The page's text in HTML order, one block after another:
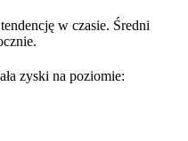
tendencję w czasie. Średni
zyski na poziomie: